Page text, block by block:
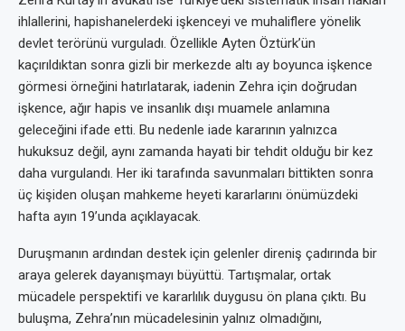
ihlallerini, hapishanelerdeki işkenceyi ve muhaliflere yönelik
devlet terörünü vurguladı. Özellikle Ayten Öztürk’ün
kaçırıldıktan sonra gizli bir merkezde altı ay boyunca işkence
görmesi örneğini hatırlatarak, iadenin Zehra için doğrudan
işkence, ağır hapis ve insanlık dışı muamele anlamına
geleceğini ifade etti. Bu nedenle iade kararının yalnızca
hukuksuz değil, aynı zamanda hayati bir tehdit olduğu bir kez
daha vurgulandı. Her iki tarafında savunmaları bittikten sonra
üç kişiden oluşan mahkeme heyeti kararlarını önümüzdeki
hafta ayın 19’unda açıklayacak.
Duruşmanın ardından destek için gelenler direniş çadırında bir
araya gelerek dayanışmayı büyüttü. Tartışmalar, ortak
mücadele perspektifi ve kararlılık duygusu ön plana çıktı. Bu
buluşma, Zehra’nın mücadelesinin yalnız olmadığını,